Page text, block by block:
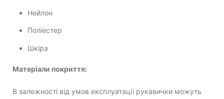
Нейлон
Поліестер
Шкіра
Матеріали покриття:
В залежності від умов експлуатації рукавички можуть